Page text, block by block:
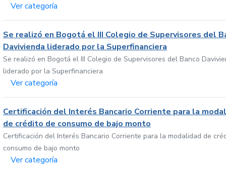
Ver categoría
Se realizó en Bogotá el III Colegio de Supervisores del
Davivienda liderado por la Superfinanciera
Se realizó en Bogotá el III Colegio de Supervisores del Banco
liderado por la Superfinanciera
Ver categoría
Certificación del Interés Bancario Corriente para la
de crédito de consumo de bajo monto
Certificación del Interés Bancario Corriente para la modalidad de
consumo de bajo monto
Ver categoría